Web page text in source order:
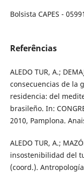
Bolsista CAPES -
Referências
ALEDO TUR, A.;
consecuencias de la
residencia: del
brasileño. In:
2010, Pamplona.
ALEDO TUR, A.;
insostenibilidad del
(coord.).